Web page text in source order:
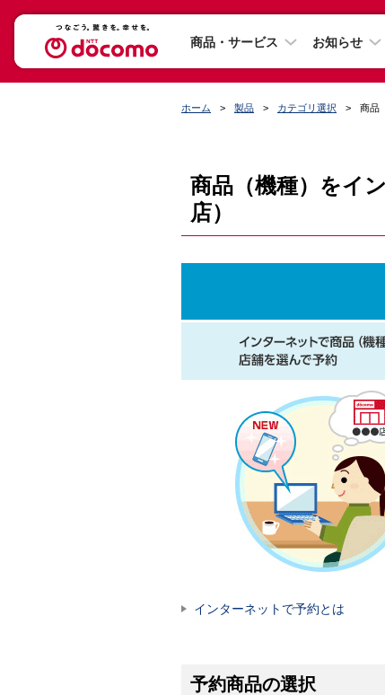
商品・サービス お知らせ
ホーム 製品 カテゴリ選択 商品
商品（機種）をイ
店）
インターネットで予約とは
予約商品の選択